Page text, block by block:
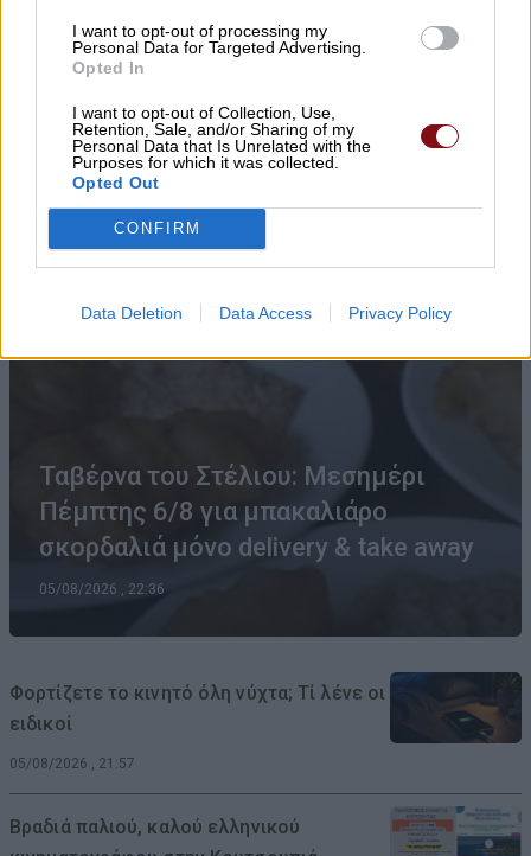
I want to opt-out of processing my
Personal Data for Targeted Advertising.
Opted In
I want to opt-out of Collection, Use,
Retention, Sale, and/or Sharing of my
Personal Data that Is Unrelated with the
Purposes for which it was collected.
Opted Out
CONFIRM
Data Deletion Data Access Privacy Policy
Ταβέρνα του Στέλιου: Μεσημέρι
Πέμπτης 6/8 για μπακαλιάρο
σκορδαλιά μόνο delivery & take away
05/08/2026 , 22:36
Φορτίζετε το κινητό όλη νύχτα; Τί λένε οι
ειδικοί
05/08/2026 , 21:57
Βραδιά παλιού, καλού ελληνικού